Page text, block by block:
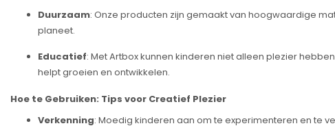
Duurzaam: Onze producten zijn gemaakt van hoogwaardige
planeet.
Educatief: Met Artbox kunnen kinderen niet alleen plezier
helpt groeien en ontwikkelen.
Hoe te Gebruiken: Tips voor Creatief Plezier
Verkenning: Moedig kinderen aan om te experimenteren en te